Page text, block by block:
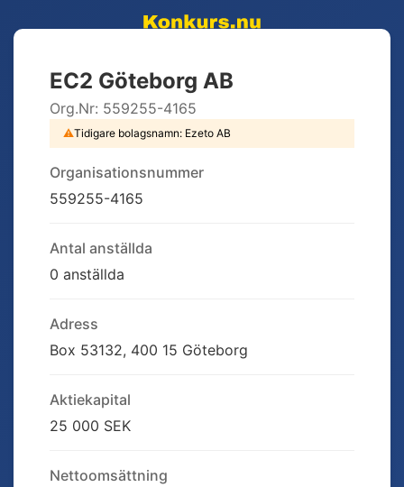
EC2 Göteborg AB
Org.Nr: 559255-4165
⚠Tidigare bolagsnamn: Ezeto AB
Organisationsnummer
559255-4165
Antal anställda
0 anställda
Adress
Box 53132, 400 15 Göteborg
Aktiekapital
25 000 SEK
Nettoomsättning